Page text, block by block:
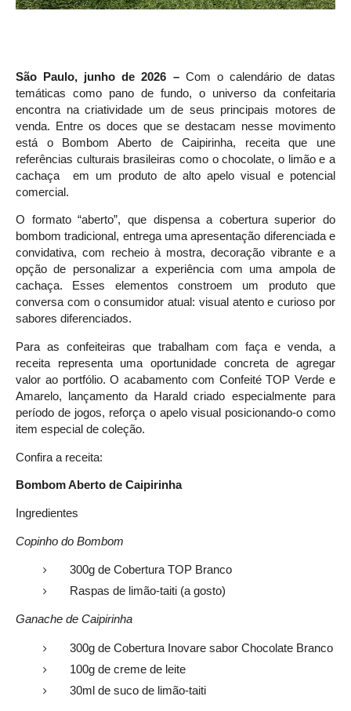
São Paulo, junho de 2026 – Com o calendário de datas
temáticas como pano de fundo, o universo da confeitaria
encontra na criatividade um de seus principais motores de
venda. Entre os doces que se destacam nesse movimento
está o Bombom Aberto de Caipirinha, receita que une
referências culturais brasileiras como o chocolate, o limão e a
cachaça em um produto de alto apelo visual e potencial
comercial.
O formato “aberto”, que dispensa a cobertura superior do
bombom tradicional, entrega uma apresentação diferenciada e
convidativa, com recheio à mostra, decoração vibrante e a
opção de personalizar a experiência com uma ampola de
cachaça. Esses elementos constroem um produto que
conversa com o consumidor atual: visual atento e curioso por
sabores diferenciados.
Para as confeiteiras que trabalham com faça e venda, a
receita representa uma oportunidade concreta de agregar
valor ao portfólio. O acabamento com Confeité TOP Verde e
Amarelo, lançamento da Harald criado especialmente para
período de jogos, reforça o apelo visual posicionando-o como
item especial de coleção.
Confira a receita:
Bombom Aberto de Caipirinha
Ingredientes
Copinho do Bombom
300g de Cobertura TOP Branco
Raspas de limão-taiti (a gosto)
Ganache de Caipirinha
300g de Cobertura Inovare sabor Chocolate Branco
100g de creme de leite
30ml de suco de limão-taiti